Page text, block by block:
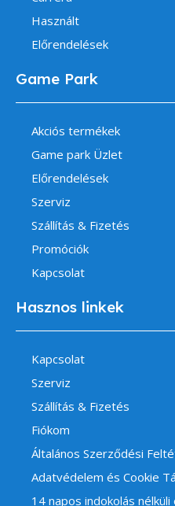
Használt
Előrendelések
Game Park
Akciós termékek
Game park Üzlet
Előrendelések
Szerviz
Szállítás & Fizetés
Promóciók
Kapcsolat
Hasznos linkek
Kapcsolat
Szerviz
Szállítás & Fizetés
Fiókom
Általános Szerződési
Adatvédelem és Cookie
14 napos indokolás